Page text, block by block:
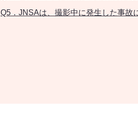
Q5．JNSAは、撮影中に発生した事故